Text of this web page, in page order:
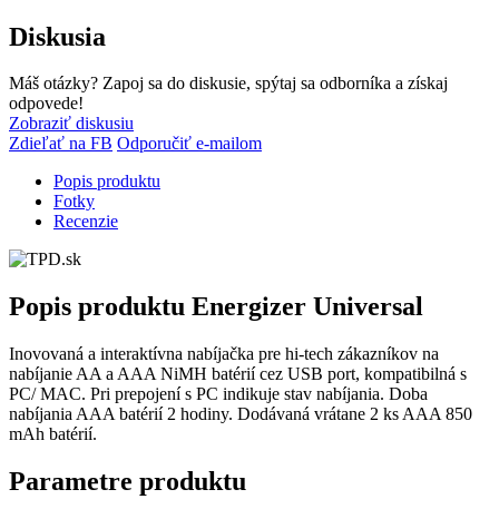
Diskusia
Máš otázky? Zapoj sa do diskusie, spýtaj sa odborníka a získaj
odpovede!
Zobraziť diskusiu
Zdieľať na FB Odporučiť e-mailom
Popis produktu
Fotky
Recenzie
Popis produktu Energizer Universal
Inovovaná a interaktívna nabíjačka pre hi-tech zákazníkov na
nabíjanie AA a AAA NiMH batérií cez USB port, kompatibilná s
PC/ MAC. Pri prepojení s PC indikuje stav nabíjania. Doba
nabíjania AAA batérií 2 hodiny. Dodávaná vrátane 2 ks AAA 850
mAh batérií.
Parametre produktu